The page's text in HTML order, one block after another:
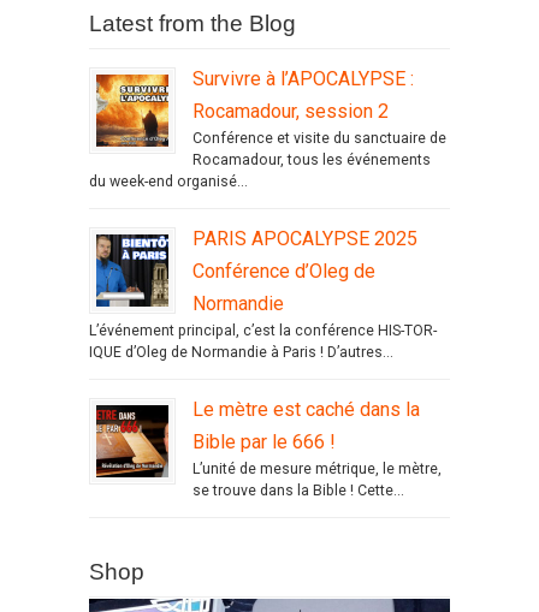
Latest from the Blog
Survivre à l’APOCALYPSE :
Rocamadour, session 2
Conférence et visite du sanctuaire de
Rocamadour, tous les événements
du week-end organisé...
PARIS APOCALYPSE 2025
Conférence d’Oleg de
Normandie
L’événement principal, c’est la conférence HIS-TOR-
IQUE d’Oleg de Normandie à Paris ! D’autres...
Le mètre est caché dans la
Bible par le 666 !
L’unité de mesure métrique, le mètre,
se trouve dans la Bible ! Cette...
Shop